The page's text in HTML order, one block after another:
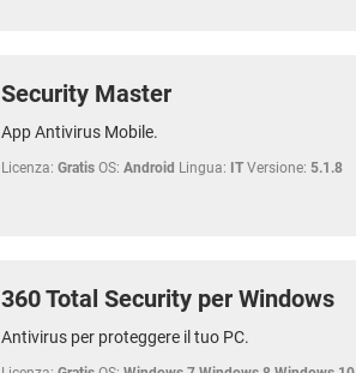
Security Master
App Antivirus Mobile.
Licenza: Gratis OS: Android Lingua: IT Versione: 5.1.8
360 Total Security per Windows
Antivirus per proteggere il tuo PC.